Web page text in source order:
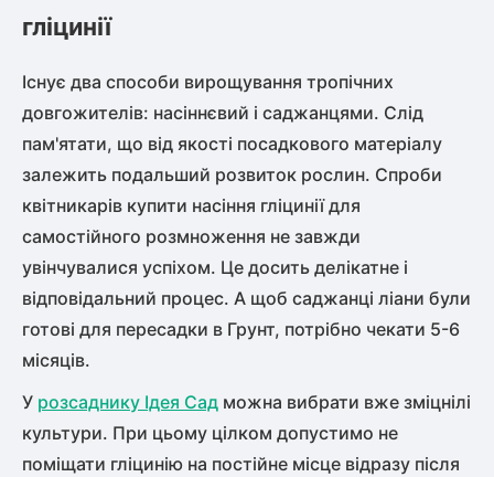
гліцинії
Існує два способи вирощування тропічних
довгожителів: насіннєвий і саджанцями. Слід
пам'ятати, що від якості посадкового матеріалу
залежить подальший розвиток рослин. Спроби
квітникарів купити насіння гліцинії для
самостійного розмноження не завжди
увінчувалися успіхом. Це досить делікатне і
відповідальний процес. А щоб саджанці ліани були
готові для пересадки в Грунт, потрібно чекати 5-6
місяців.
У розсаднику Ідея Сад можна вибрати вже зміцнілі
культури. При цьому цілком допустимо не
поміщати гліцинію на постійне місце відразу після